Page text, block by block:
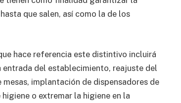
que salen, así como la de los
hace referencia este distintivo incluirá
del establecimiento, reajuste del
implantación de dispensadores de
o extremar la higiene en la